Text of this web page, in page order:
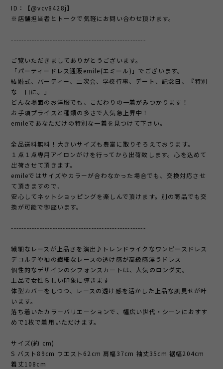
ID：【@vcv8428j】
※店舗担当者とトークで気軽にお問い合わせ頂けます。
----------------------------------------------------
ご覧いただきましてありがとうございます。
「パーティードレス通販emile(エミール)」でございます。
結婚式、パーティー、二次会、学校行事、デート、記念日、『特別
な一日に。』
どんな場面のお洋服でも、こだわりの一着がみつかります！
お手頃プライスと種類の多さで人気急上昇中！
emileであなただけの特別な一着を見つけて下さい。
全品送料無料！大きいサイズも豊富に取りそろえております。
１点１点専用アイロンがけを行ってから出荷致します。心を込めて
出荷させて頂きます。
emileではサイズやカラーが合わなかった場合でも、交換対応させ
て頂きますので、
安心してネットショッピングを楽しんで頂けます。別の商品でも交
換が可能で御座います。
----------------------------------------------------
繊細なレースが上品さを演出♪トレンドライクなワンピースドレス
デコルテや袖の繊細なレースの透け感が高級感漂うドレス
個性的なデザインのシフォンスカートは、人気のロング丈。
上品で女性らしい印象に導きます
体型カバーをしつつ、レースの透け感を活かした上品な肌見せが叶
います。
落ち着いたカラーバリエーションで、幅広い世代・シーンにおすす
めで1枚で着用いただけます。
サイズ(約 cm)
S バスト89cm ウエスト62cm 肩幅37cm 袖丈35cm 裾幅204cm
着丈108cm